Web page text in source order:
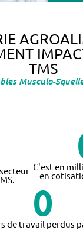
TMS
Musculo-
C'est en
en
0
de travail perdus